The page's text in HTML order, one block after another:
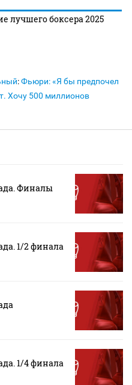
лучшего боксера 2025
:Фьюри: «Я бы предпочел
Хочу 500 миллионов
Финалы
1/2 финала
1/4 финала